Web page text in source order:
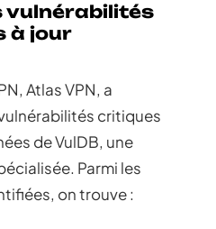
vulnérabilités
à jour
Atlas VPN, a
critiques
de VulDB, une
Parmi les
on trouve :